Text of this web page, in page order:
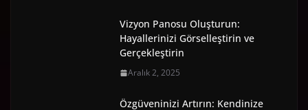
Vizyon Panosu Oluşturun:
Hayallerinizi Görselleştirin ve
Gerçekleştirin
Aralık 2, 2025
Özgüveninizi Artırın: Kendinize